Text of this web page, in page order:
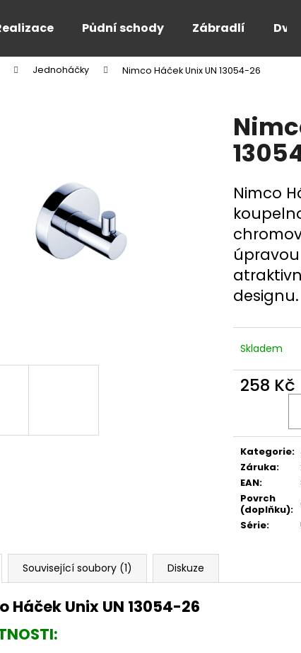
Půdní schody Zábradlí
Jednoháčky Nimco Háček Unix UN 13054-26
Nimco
designu.
Skladem
258 Kč
Kategorie:
Záruka:
EAN:
Povrch
(doplňku):
Série:
Související soubory (1) Diskuze
Háček Unix UN 13054-26
najít?
Doporučujeme